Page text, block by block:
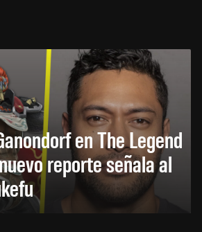
en The Legend
reporte señala al